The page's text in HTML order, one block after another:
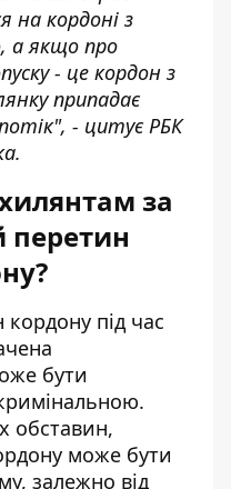
на кордоні з
а якщо про
- це кордон з
припадає
- цитує РБК
за
перетин
під час
бути
обставин,
може бути
залежно від